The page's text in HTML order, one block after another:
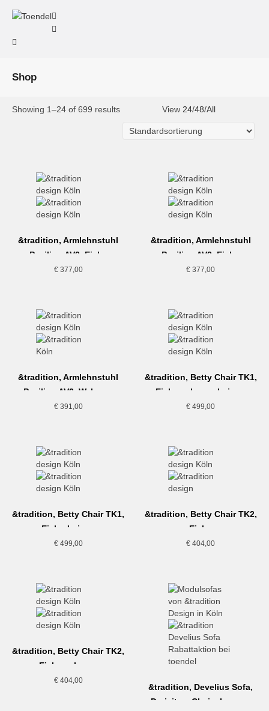
Shop
Showing 1–24 of 699 results View 24/48/All
&tradition, Armlehnstuhl
Pavilion AV2, Eiche
€377,00
&tradition, Armlehnstuhl
Pavilion AV2, Eiche
schwarz
€ 377,00
&tradition, Armlehnstuhl
Pavilion AV2, Walnuss
€391,00
&tradition, Betty Chair TK1,
Eiche schwarz-Leinen
€ 499,00
&tradition, Betty Chair TK1,
Eiche-Leinen
€499,00
&tradition, Betty Chair TK2,
Eiche
€ 404,00
&tradition, Betty Chair TK2,
Eiche schwarz
€404,00
&tradition, Develius Sofa,
Dreisitzer Chaiselongue,